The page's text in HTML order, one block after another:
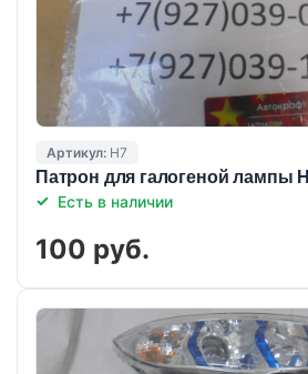
Артикул: Н7
Патрон для галогеной лампы
Есть в наличии
100 руб.